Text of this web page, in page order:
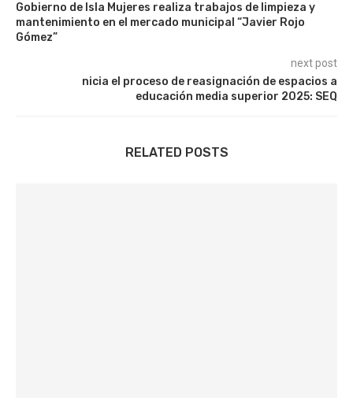
Gobierno de Isla Mujeres realiza trabajos de limpieza y
mantenimiento en el mercado municipal “Javier Rojo
Gómez”
next post
nicia el proceso de reasignación de espacios a
educación media superior 2025: SEQ
RELATED POSTS